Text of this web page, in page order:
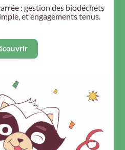
: gestion des biodéchets
et engagements tenus.